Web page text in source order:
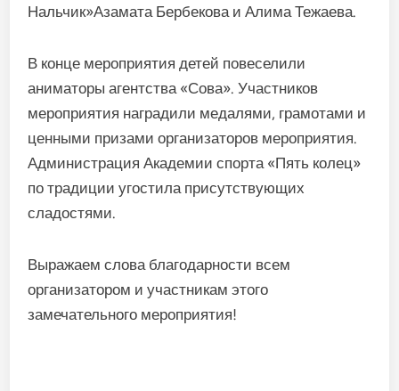
Нальчик»Азамата Бербекова и Алима Тежаева.
В конце мероприятия детей повеселили
аниматоры агентства «Сова». Участников
мероприятия наградили медалями, грамотами и
ценными призами организаторов мероприятия.
Администрация Академии спорта «Пять колец»
по традиции угостила присутствующих
сладостями.
Выражаем слова благодарности всем
организатором и участникам этого
замечательного мероприятия!